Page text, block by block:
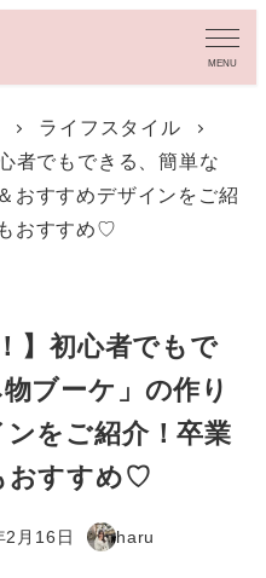
MENU
ライフスタイル
者でもできる、簡単な
おすすめデザインをご紹
おすすめ♡
】初心者でもで
ブーケ」の作り
をご紹介！卒業
おすすめ♡
2月16日
著
haru